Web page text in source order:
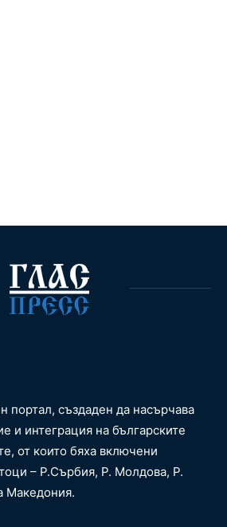
създаден да насърчава
и интеграция на българските
от които бяха включени
– Р.Сърбия, Р. Молдова, Р.
Македония.